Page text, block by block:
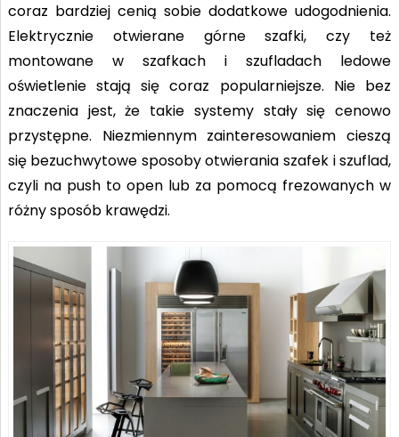
coraz bardziej cenią sobie dodatkowe udogodnienia.
Elektrycznie otwierane górne szafki, czy też
montowane w szafkach i szufladach ledowe
oświetlenie stają się coraz popularniejsze. Nie bez
znaczenia jest, że takie systemy stały się cenowo
przystępne. Niezmiennym zainteresowaniem cieszą
się bezuchwytowe sposoby otwierania szafek i szuflad,
czyli na push to open lub za pomocą frezowanych w
różny sposób krawędzi.